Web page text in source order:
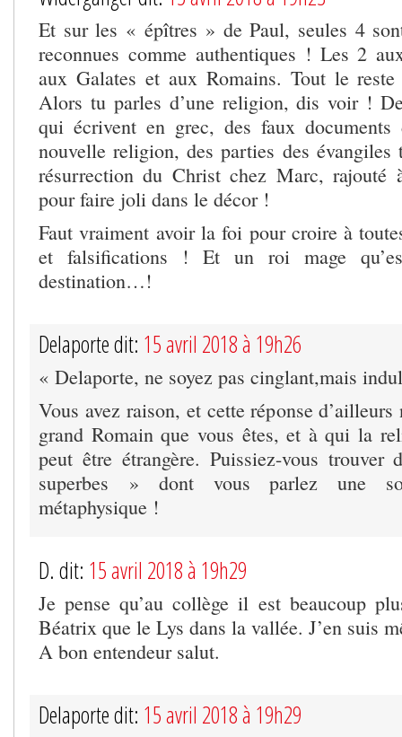
Et sur les « épîtres » de Paul, seules 4
reconnues comme authentiques ! Les 2
aux Galates et aux Romains. Tout le
Alors tu parles d’une religion, dis voir !
qui écrivent en grec, des faux
nouvelle religion, des parties des évangiles
résurrection du Christ chez Marc, rajouté
pour faire joli dans le décor !
Faut vraiment avoir la foi pour croire à
et falsifications ! Et un roi mage
destination…!
Delaporte dit: 15 avril 2018 à 19h26
« Delaporte, ne soyez pas cinglant,mais
Vous avez raison, et cette réponse d’ailleurs
grand Romain que vous êtes, et à qui la
peut être étrangère. Puissiez-vous trouver
superbes » dont vous parlez une
métaphysique !
D. dit: 15 avril 2018 à 19h29
Je pense qu’au collège il est beaucoup
Béatrix que le Lys dans la vallée. J’en suis
A bon entendeur salut.
Delaporte dit: 15 avril 2018 à 19h29